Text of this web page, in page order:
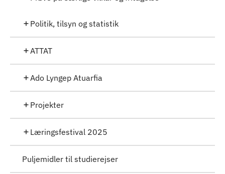
Politik, tilsyn og statistik
ATTAT
Ado Lyngep Atuarfia
Projekter
Læringsfestival 2025
Puljemidler til studierejser